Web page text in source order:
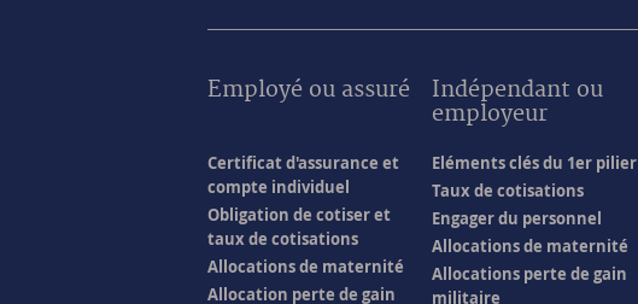
Employé ou assuré
Certificat d'assurance et
compte individuel
Obligation de cotiser et
taux de cotisations
Allocations de maternité
Allocation perte de gain
Indépendant ou
employeur
Eléments clés du 1er pilier
Taux de cotisations
Engager du personnel
Allocations de maternité
Allocations perte de gain
militaire